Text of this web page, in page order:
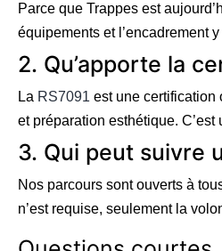
Parce que Trappes est
équipements et l’encadrement
2. Qu’apporte la
La RS7091 est une certification
et préparation esthétique.
3. Qui peut suivre
Nos parcours sont ouverts à
n’est requise, seulement la